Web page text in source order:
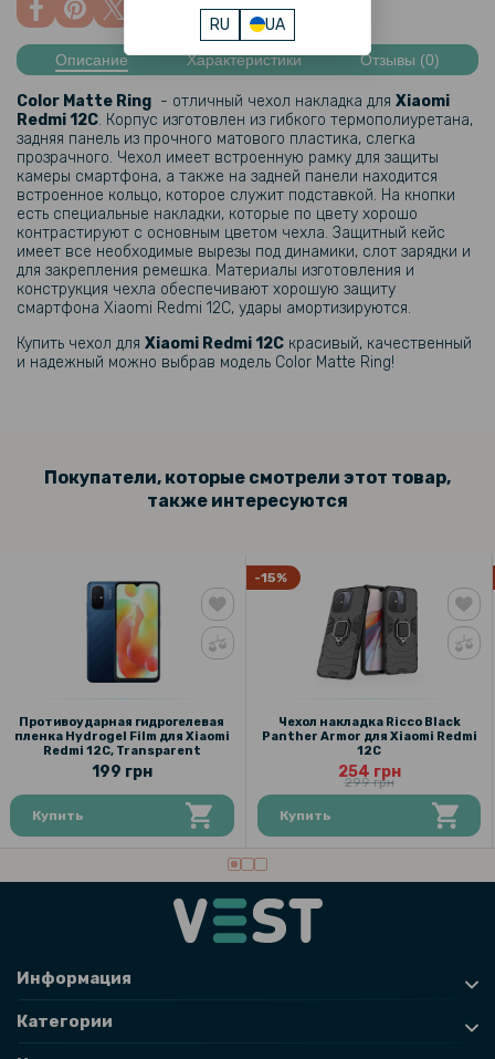
RU UA
129 грн
179 грн
Закаленное защитное стекло Full Screen Tempered Glass для
Xiaomi Redmi 12C, Black
199 грн
249 грн
Защитное стекло Gelius Full Cover Ultra-Thin 0.25mm для Xiaomi
Redmi 12C Black
118 грн
139 грн
Защитное стекло Tempered Glass 0.3mm для Xiaomi Redmi 12C,
Transparent
Матовый чехол накладка Silicone Matted для Xiaomi Redmi A1 / A2
299 грн
Чехол - накладка TPU Color Matte Ring для Realme C55
Защитное стекло Tempered Glass 0.3mm для Xiaomi Redmi 13C /
Poco C65, Transparent
Описание Характеристики Отзывы (0)
Color Matte Ring - отличный чехол накладка для Xiaomi
Redmi 12C. Корпус изготовлен из гибкого термополиуретана,
задняя панель из прочного матового пластика, слегка
прозрачного. Чехол имеет встроенную рамку для защиты
камеры смартфона, а также на задней панели находится
встроенное кольцо, которое служит подставкой. На кнопки
есть специальные накладки, которые по цвету хорошо
контрастируют с основным цветом чехла. Защитный кейс
имеет все необходимые вырезы под динамики, слот зарядки и
для закрепления ремешка. Материалы изготовления и
конструкция чехла обеспечивают хорошую защиту
смартфона Xiaomi Redmi 12C, удары амортизируются.
Купить чехол для Xiaomi Redmi 12C красивый, качественный
и надежный можно выбрав модель Color Matte Ring!
Покупатели, которые смотрели этот товар,
также интересуются
Противоударная гидрогелевая
пленка Hydrogel Film для Xiaomi
Redmi 12C, Transparent
199 грн
Купить
-15%
Чехол накладка Ricco Black
Panther Armor для Xiaomi Redmi
12C
254 грн
299 грн
Купить
Информация
Категории